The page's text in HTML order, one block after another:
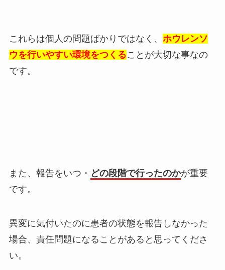
これらは個人の問題ばかりではなく、 ホウレンソ
ウを行いやすい環境をつくることが大切な事なの
です。
また、報告をいつ・ どの段階で行ったのかが重要
です。
異変に気付いたのに患者の状態を報告しなかった
場合、責任問題になることがあると思ってくださ
い。